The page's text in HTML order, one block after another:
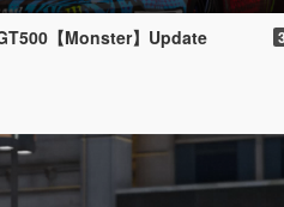
【Monster】Update